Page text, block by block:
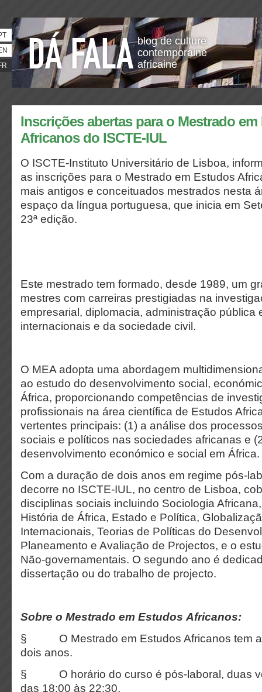
blog de culture
contemporaine
africaine
Inscrições abertas para o Mestrado
Africanos do ISCTE-IUL
O ISCTE-Instituto Universitário de Lisboa,
as inscrições para o Mestrado em Estudos
mais antigos e conceituados mestrados nesta
espaço da língua portuguesa, que inicia em
23ª edição.
Este mestrado tem formado, desde 1989, um
mestres com carreiras prestigiadas na
empresarial, diplomacia, administração pública
internacionais e da sociedade civil.
O MEA adopta uma abordagem
ao estudo do desenvolvimento social,
África, proporcionando competências de
profissionais na área científica de Estudos
vertentes principais: (1) a análise dos
sociais e políticos nas sociedades africanas e
desenvolvimento económico e social em África.
Com a duração de dois anos em regime pós-
decorre no ISCTE-IUL, no centro de Lisboa,
disciplinas sociais incluindo Sociologia
História de África, Estado e Política,
Internacionais, Teorias de Políticas do
Planeamento e Avaliação de Projectos, e o
Não-governamentais. O segundo ano é
dissertação ou do trabalho de projecto.
Sobre o Mestrado em Estudos Africanos:
§ O Mestrado em Estudos Africanos tem a
dois anos.
§ O horário do curso é pós-laboral, duas
das 18:00 às 22:30.